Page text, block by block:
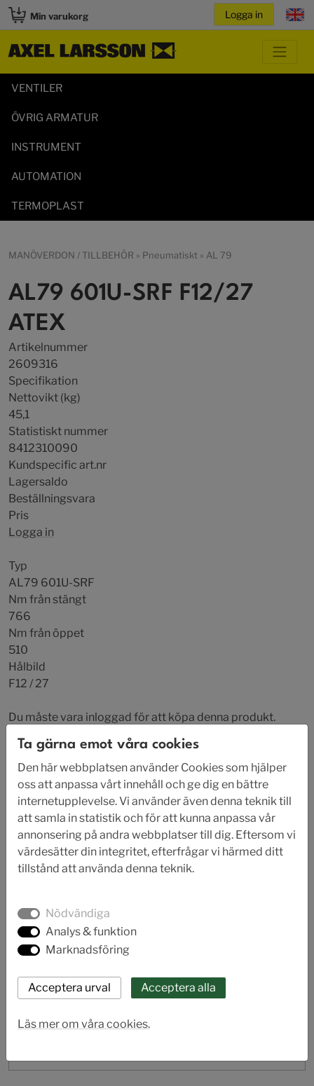
Min varukorg
VENTILER
ÖVRIG ARMATUR
INSTRUMENT
AUTOMATION
TERMOPLAST
MANÖVERDON / TILLBEHÖR » Pneumatiskt » AL 79
AL79 601U-SRF F12/27
ATEX
Artikelnummer
2609316
Specifikation
Nettovikt (kg)
45,1
Statistiskt nummer
8412310090
Kundspecific art.nr
Lagersaldo
Beställningsvara
Pris
Logga in
Typ
AL79 601U-SRF
Nm från stängt
766
Nm från öppet
510
Hålbild
F12 / 27
Du måste vara inloggad för att köpa denna produkt.
Foto
Ta gärna emot våra cookies
Den här webbplatsen använder Cookies som hjälper
oss att anpassa vårt innehåll och ge dig en bättre
internetupplevelse. Vi använder även denna teknik till
att samla in statistik och för att kunna anpassa vår
annonsering på andra webbplatser till dig. Eftersom vi
värdesätter din integritet, efterfrågar vi härmed ditt
tillstånd att använda denna teknik.
Nödvändiga
Analys & funktion
Marknadsföring
Läs mer om våra cookies.